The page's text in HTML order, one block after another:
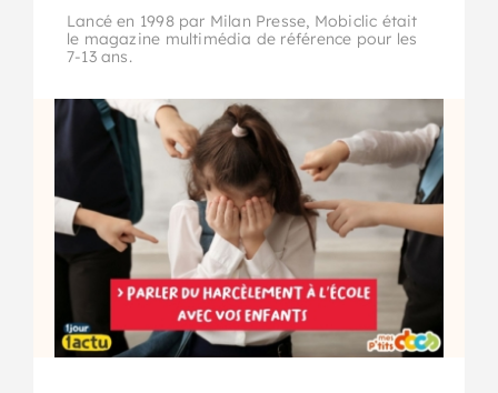
Lancé en 1998 par Milan Presse, Mobiclic était
le magazine multimédia de référence pour les
7-13 ans.